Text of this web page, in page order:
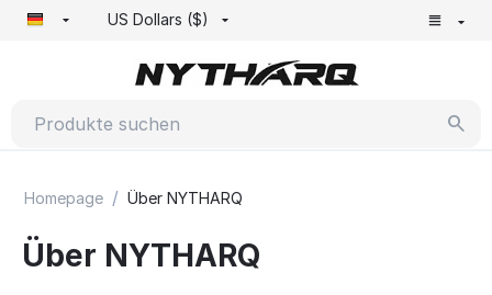
US Dollars ($)
Homepage / Über NYTHARQ
Über NYTHARQ